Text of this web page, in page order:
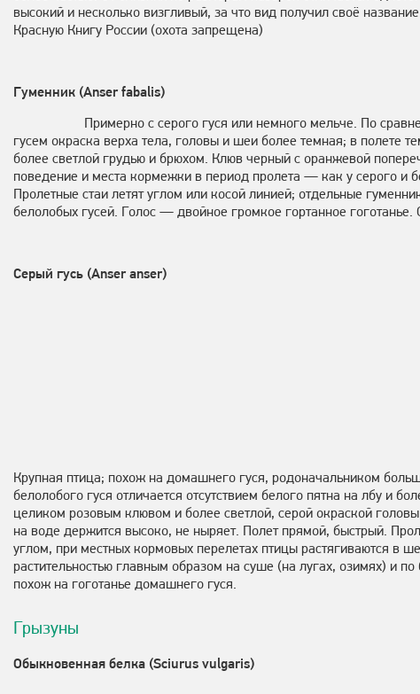
высокий и несколько визгливый, за что вид получил своё
Красную Книгу России (охота запрещена)
Гуменник (Anser fabalis)
Примерно с серого гуся или немного мельче. По
гусем окраска верха тела, головы и шеи более темная; в полете
более светлой грудью и брюхом. Клюв черный с оранжевой
поведение и места кормежки в период пролета — как у серого и
Пролетные стаи летят углом или косой линией; отдельные
белолобых гусей. Голос — двойное громкое гортанное
Серый гусь (Anser anser)
Крупная птица; похож на домашнего гуся, родоначальником
белолобого гуся отличается отсутствием белого пятна на лбу и
целиком розовым клювом и более светлой, серой окраской
на воде держится высоко, не ныряет. Полет прямой, быстрый.
углом, при местных кормовых перелетах птицы растягиваются в
растительностью главным образом на суше (на лугах, озимях) и
похож на гоготанье домашнего гуся.
Грызуны
Обыкновенная белка (Sciurus vulgaris)